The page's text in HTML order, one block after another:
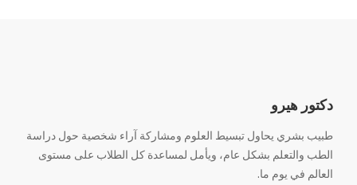
دكتور هيرو
طبيب بشري يحاول تبسيط العلوم ومشاركة آراء شخصية حول دراسة
الطب والتعلم بشكل عام، ويأمل لمساعدة كل الطلاب على مستوى
العالم في يوم ما.